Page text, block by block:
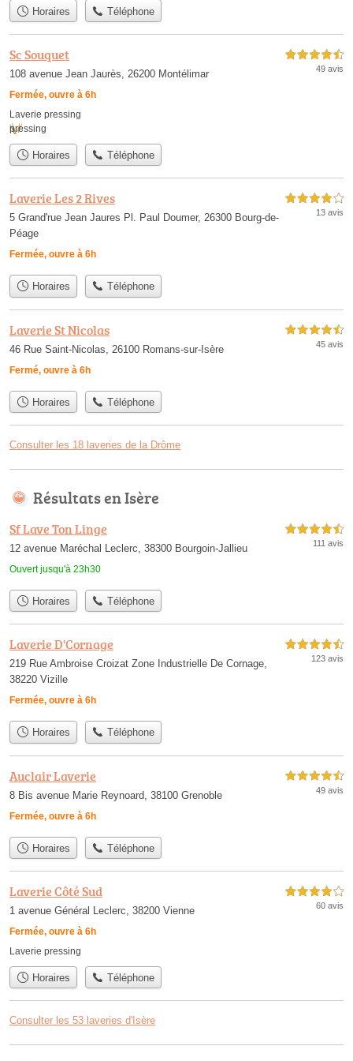
Horaires Téléphone
Sc Souquet
108 avenue Jean Jaurès, 26200 Montélimar
Fermée, ouvre à 6h
4,5 étoiles sur 5
49 avis
Laverie pressing
pressing
Horaires Téléphone
Laverie Les 2 Rives
5 Grand'rue Jean Jaures Pl. Paul Doumer, 26300 Bourg-de-
Péage
Fermée, ouvre à 6h
4,0 étoiles sur 5
13 avis
Horaires Téléphone
Laverie St Nicolas
46 Rue Saint-Nicolas, 26100 Romans-sur-Isère
Fermé, ouvre à 6h
4,5 étoiles sur 5
45 avis
Horaires Téléphone
Consulter les 18 laveries de la Drôme
Résultats en Isère
Sf Lave Ton Linge
12 avenue Maréchal Leclerc, 38300 Bourgoin-Jallieu
Ouvert jusqu'à 23h30
4,5 étoiles sur 5
111 avis
Horaires Téléphone
Laverie D'Cornage
219 Rue Ambroise Croizat Zone Industrielle De Cornage,
38220 Vizille
Fermée, ouvre à 6h
4,5 étoiles sur 5
123 avis
Horaires Téléphone
Auclair Laverie
8 Bis avenue Marie Reynoard, 38100 Grenoble
Fermée, ouvre à 6h
4,5 étoiles sur 5
49 avis
Horaires Téléphone
Laverie Côté Sud
1 avenue Général Leclerc, 38200 Vienne
Fermée, ouvre à 6h
4,0 étoiles sur 5
60 avis
Laverie pressing
Horaires Téléphone
Consulter les 53 laveries d'Isère